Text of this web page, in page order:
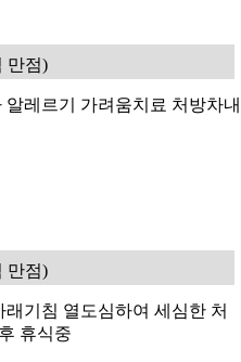
만점)
레르기 가려움치료 처방차내
만점)
기침 열도심하여 세심한 처
휴식중